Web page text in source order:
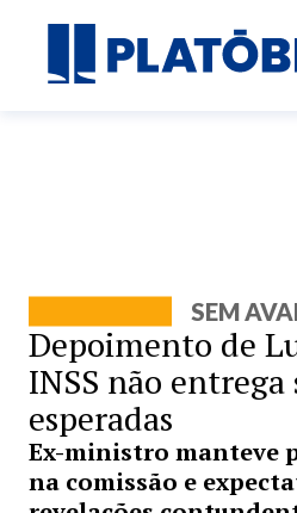
SEM
Depoimento de
INSS não entrega
esperadas
Ex-ministro manteve
na comissão e